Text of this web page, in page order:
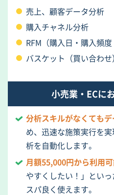
売上、顧客データ分析
購入チャネル分析
RFM（購入日・購入頻
バスケット（買い合わ
小売業・ECに
分析スキルがなくても
め、迅速な施策実行を
析を自動化します。
月額55,000円から利用可
やすくしたい！」とい
スパ良く使えます。